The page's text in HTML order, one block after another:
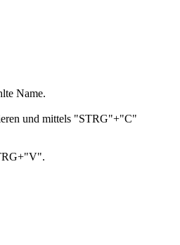
Name.
und mittels "STRG"+"C"